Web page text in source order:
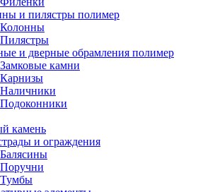
и пилястры полимер
Колонны
Пилястры
и дверные обрамления полимер
Замковые камни
Карнизы
Наличники
Подоконники
камень
и ограждения
Балясины
Поручни
Тумбы